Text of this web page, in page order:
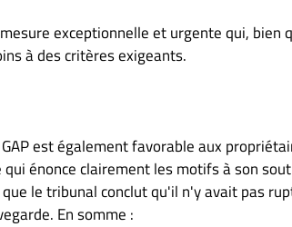
exceptionnelle et urgente qui, bien
à des critères exigeants.
est également favorable aux
énonce clairement les motifs à son
le tribunal conclut qu'il n'y avait pas
En somme :